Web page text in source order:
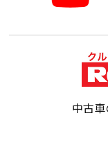
中古